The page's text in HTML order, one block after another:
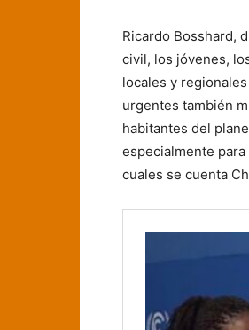
Ricardo Bosshard,
civil, los jóvenes,
locales y
urgentes también
habitantes del
especialmente
cuales se cuenta